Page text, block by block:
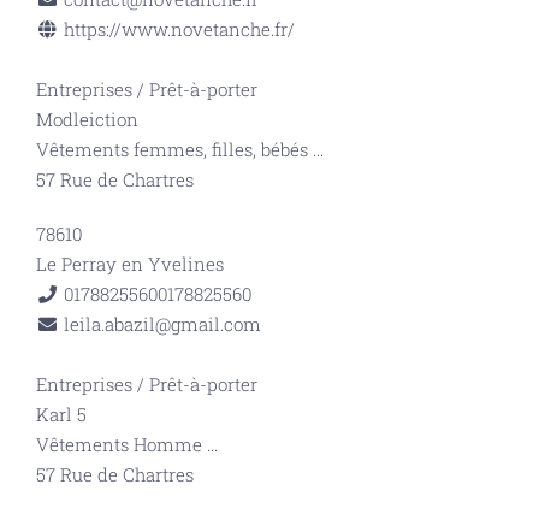
https://www.novetanche.fr/
Entreprises / Prêt-à-porter
Modleiction
Vêtements femmes, filles, bébés ...
57 Rue de Chartres
78610
Le Perray en Yvelines
01788255600178825560
leila.abazil@gmail.com
Entreprises / Prêt-à-porter
Karl 5
Vêtements Homme ...
57 Rue de Chartres